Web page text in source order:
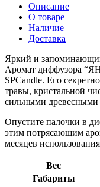
Описание
О товаре
Наличие
Доставка
Яркий и
Аромат диффузора
SPCandle. Его
травы, кристальной
сильными
Опустите палочки в
этим потрясающим
месяцев
Вес
Габариты